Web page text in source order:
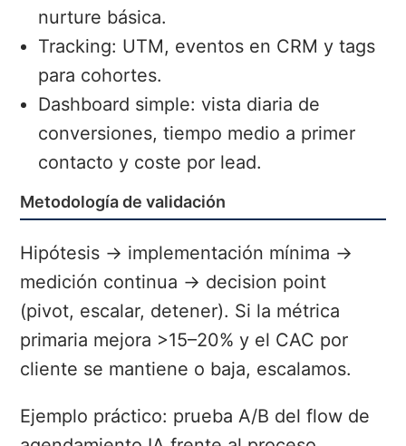
nurture básica.
Tracking: UTM, eventos en CRM y tags
para cohortes.
Dashboard simple: vista diaria de
conversiones, tiempo medio a primer
contacto y coste por lead.
Metodología de validación
Hipótesis → implementación mínima →
medición continua → decision point
(pivot, escalar, detener). Si la métrica
primaria mejora >15–20% y el CAC por
cliente se mantiene o baja, escalamos.
Ejemplo práctico: prueba A/B del flow de